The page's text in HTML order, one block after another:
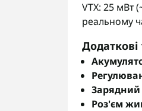
VTX: 25 мВт
реальному
Додаткові
Зарядний
Роз'єм